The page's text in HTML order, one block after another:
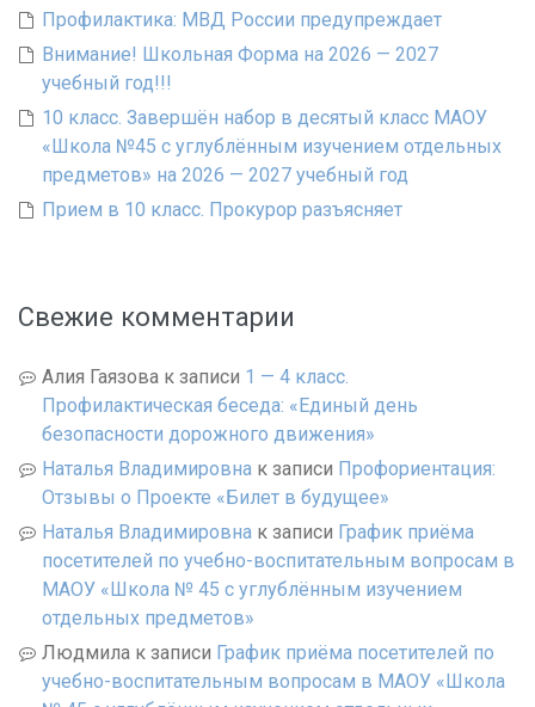
Профилактика: МВД России предупреждает
Внимание! Школьная Форма на 2026 — 2027
учебный год!!!
10 класс. Завершён набор в десятый класс МАОУ
«Школа №45 с углублённым изучением отдельных
предметов» на 2026 — 2027 учебный год
Прием в 10 класс. Прокурор разъясняет
Свежие комментарии
Алия Гаязова к записи 1 — 4 класс.
Профилактическая беседа: «Единый день
безопасности дорожного движения»
Наталья Владимировна к записи Профориентация:
Отзывы о Проекте «Билет в будущее»
Наталья Владимировна к записи График приёма
посетителей по учебно-воспитательным вопросам в
МАОУ «Школа № 45 с углублённым изучением
отдельных предметов»
Людмила к записи График приёма посетителей по
учебно-воспитательным вопросам в МАОУ «Школа